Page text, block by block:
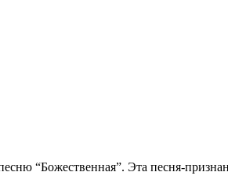
“Божественная”. Эта песня-